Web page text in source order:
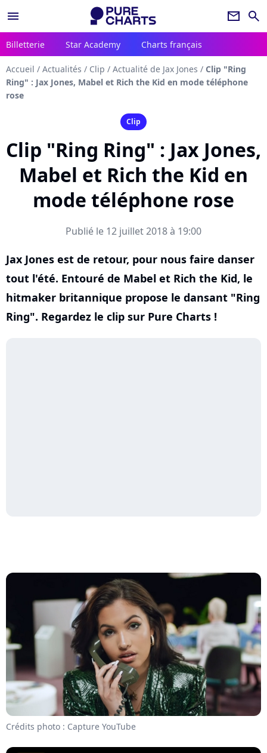
menu newsletter search
Billetterie Star Academy Charts français
Accueil / Actualités / Clip / Actualité de Jax Jones / Clip "Ring
Ring" : Jax Jones, Mabel et Rich the Kid en mode téléphone
rose
Clip
Clip "Ring Ring" : Jax Jones,
Mabel et Rich the Kid en
mode téléphone rose
Publié le 12 juillet 2018 à 19:00
Jax Jones est de retour, pour nous faire danser
tout l'été. Entouré de Mabel et Rich the Kid, le
hitmaker britannique propose le dansant "Ring
Ring". Regardez le clip sur Pure Charts !
Crédits photo : Capture YouTube